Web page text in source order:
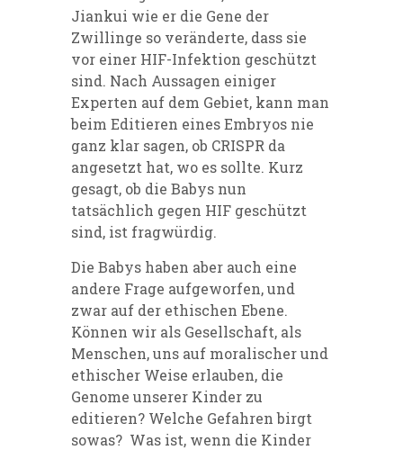
Jiankui wie er die Gene der
Zwillinge so veränderte, dass sie
vor einer HIF-Infektion geschützt
sind. Nach Aussagen einiger
Experten auf dem Gebiet, kann man
beim Editieren eines Embryos nie
ganz klar sagen, ob CRISPR da
angesetzt hat, wo es sollte. Kurz
gesagt, ob die Babys nun
tatsächlich gegen HIF geschützt
sind, ist fragwürdig.
Die Babys haben aber auch eine
andere Frage aufgeworfen, und
zwar auf der ethischen Ebene.
Können wir als Gesellschaft, als
Menschen, uns auf moralischer und
ethischer Weise erlauben, die
Genome unserer Kinder zu
editieren? Welche Gefahren birgt
sowas? Was ist, wenn die Kinder